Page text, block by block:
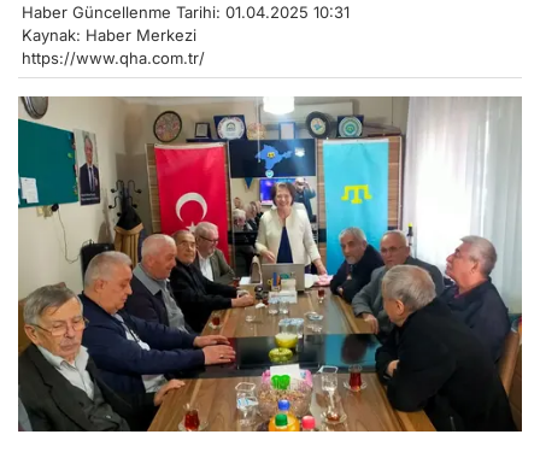
Haber Güncellenme Tarihi: 01.04.2025 10:31
Kaynak: Haber Merkezi
https://www.qha.com.tr/